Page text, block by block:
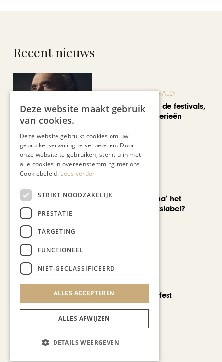
Recent nieuws
BLOG JO CORTENRAEDT
We verzuipen in de festivals,
feesten en braderieën
Is ‘Made in China’ het
nieuwe kwaliteitslabel?
CHAPEAU TV
Noorbeek Foodfest
Bekijk alle artikelen
Deze website maakt gebruik
van cookies.
Deze website gebruikt cookies om uw
gebruikerservaring te verbeteren. Door
onze website te gebruiken, stemt u in met
alle cookies in overeenstemming met ons
Cookiebeleid. Lees verder
STRIKT NOODZAKELIJK
PRESTATIE
TARGETING
FUNCTIONEEL
NIET-GECLASSIFICEERD
ALLES ACCEPTEREN
ALLES AFWIJZEN
DETAILS WEERGEVEN